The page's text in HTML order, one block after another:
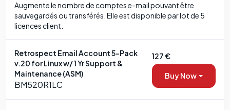
Augmente le nombre de comptes e-mail pouvant être
sauvegardés ou transférés. Elle est disponible par lot de 5
licences client.
Retrospect Email Account 5-Pack
v.20 for Linux w/ 1 Yr Support &
Maintenance (ASM)
BM520R1LC
127 €
Buy Now